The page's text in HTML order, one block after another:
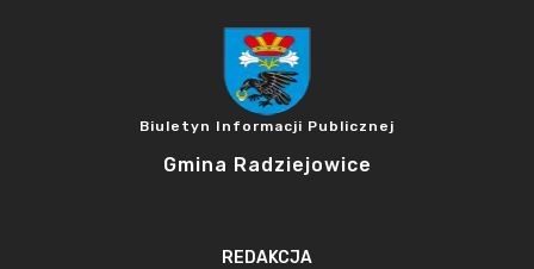
Biuletyn Informacji Publicznej
Gmina Radziejowice
REDAKCJA